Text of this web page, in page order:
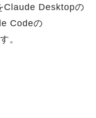
Claude Desktopの
Codeの
。